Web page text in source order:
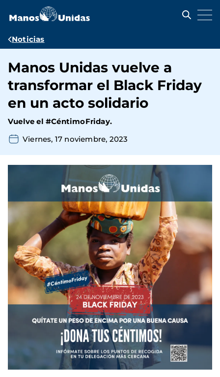
contenido
Ruta
navegación
Noticias
Manos Unidas vuelve a
transformar el Black Friday
en un acto solidario
Vuelve el #CéntimoFriday.
Viernes, 17 noviembre, 2023